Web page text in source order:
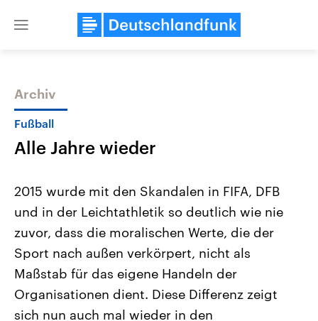
Close
Themen
Landtagswahl Sachsen-Anhalt
2026
Alle Informationen
Sachsen-Anhalt wählt am 6.
September 2026 einen neuen
Landtag. Seit 2021 wird das
Bundesland von einer Koalition aus
USA
Aktuelle Beiträge,
Hintergründe
Wirtschaftlich und
gehören die Vereinigten
den mächtigsten Ländern
mit großem Einfluss auf
Archiv
Fußball
Alle Jahre wieder
2015 wurde mit den Skandalen in FIFA, DFB
und in der Leichtathletik so deutlich wie nie
zuvor, dass die moralischen Werte, die der
Sport nach außen verkörpert, nicht als
Maßstab für das eigene Handeln der
Organisationen dient. Diese Differenz zeigt
sich nun auch mal wieder in den